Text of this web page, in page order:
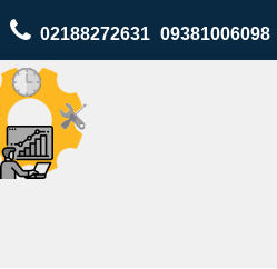
02188272631 09381006098